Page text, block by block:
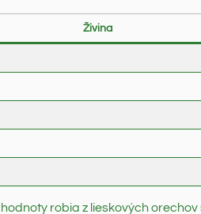
Živina
hodnoty robia z lieskových